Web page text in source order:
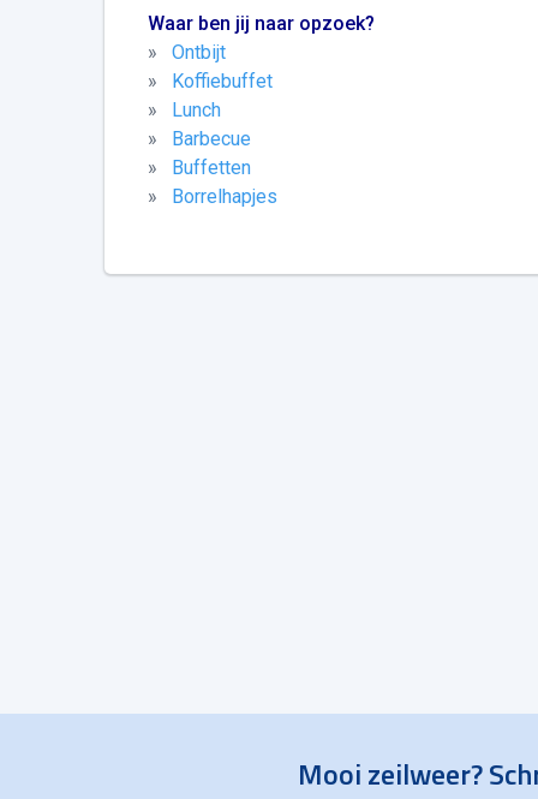
Waar ben jij naar opzoek?
» Ontbijt
» Koffiebuffet
» Lunch
» Barbecue
» Buffetten
» Borrelhapjes
Mooi zeilweer?